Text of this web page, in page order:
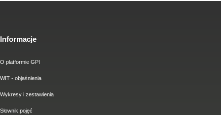
Informacje
O platformie GPI
WIT - objaśnienia
Wykresy i zestawienia
Słownik pojęć